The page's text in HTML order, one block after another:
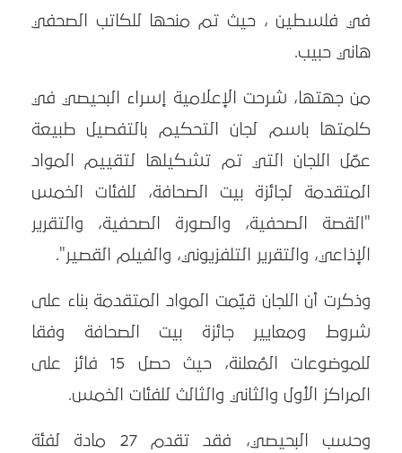
في فلسطين ، حيث تم منحها للكاتب الصحفي
هاني حبيب.
من جهتها، شرحت الإعلامية إسراء البحيصي في
كلمتها باسم لجان التحكيم بالتفصيل طبيعة
عمّل اللجان التي تم تشكيلها لتقييم المواد
المتقدمة لجائزة بيت الصحافة، للفئات الخمس
"القصة الصحفية، والصورة الصحفية، والتقرير
الإذاعي، والتقرير التلفزيوني، والفيلم القصير".
وذكرت أن اللجان قيّمت المواد المتقدمة بناء على
شروط ومعايير جائزة بيت الصحافة وفقا
للموضوعات المُعلنة، حيث حصل 15 فائز على
المراكز الأول والثاني والثالث للفئات الخمس.
وحسب البحيصي، فقد تقدم 27 مادة لفئة